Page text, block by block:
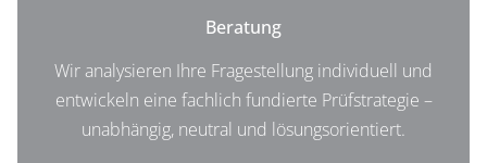
Beratung
Wir analysieren Ihre Fragestellung individuell und
entwickeln eine fachlich fundierte Prüfstrategie –
unabhängig, neutral und lösungsorientiert.